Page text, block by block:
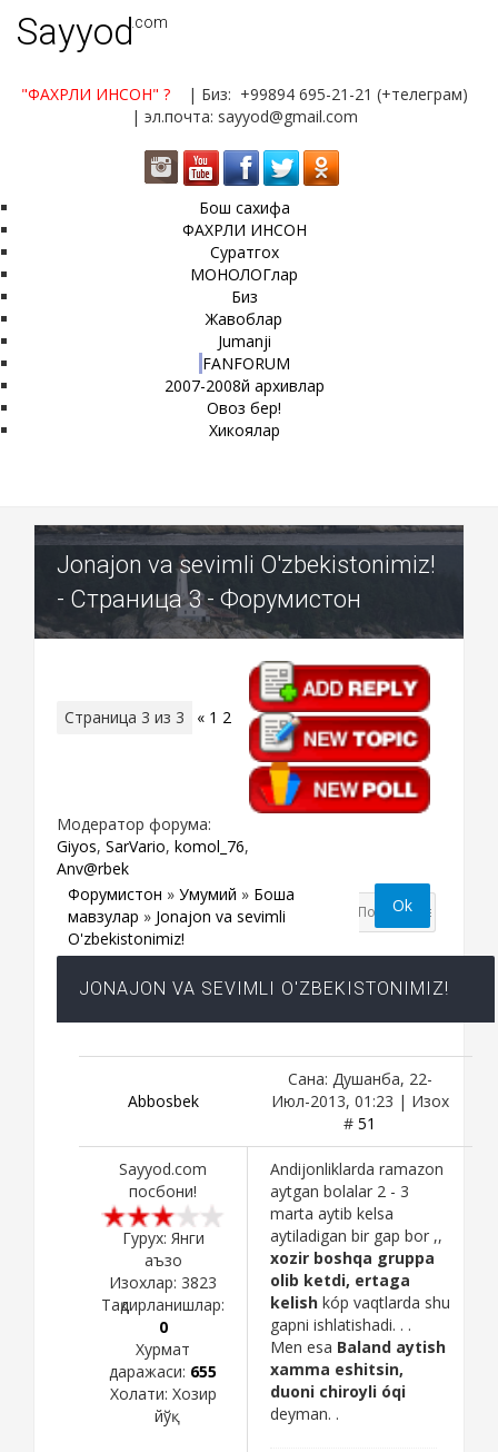
Sayyod.com
"ФАХРЛИ ИНСОН" ?
| Биз: +99894 695-21-21 (+телеграм)
| эл.почта: sayyod@gmail.com
Бош сахифа
ФАХРЛИ ИНСОН
Суратгох
МОНОЛОГлар
Биз
Жавоблар
Jumanji
FANFORUM
2007-2008й архивлар
Овоз бер!
Хикоялар
Jonajon va sevimli O'zbekistonimiz!
- Страница 3 - Форумистон
Страница 3 из 3 « 1 2
Модератор форума:
Giyos, SarVario, komol_76,
Anv@rbek
Форумистон » Умумий » Бошқа
мавзулар » Jonajon va sevimli
O'zbekistonimiz!
JONAJON VA SEVIMLI O'ZBEKISTONIMIZ!
Abbosbek
Сана: Душанба, 22-
Июл-2013, 01:23 | Изох
# 51
Sayyod.com
посбони!
Гурух: Янги
аъзо
Изохлар: 3823
Тақдирланишлар:
0
Хурмат
даражаси: 655
Холати: Хозир
йўқ
Andijonliklarda ramazon
aytgan bolalar 2 - 3
marta aytib kelsa
aytiladigan bir gap bor ,,
xozir boshqa gruppa
olib ketdi, ertaga
kelish kóp vaqtlarda shu
gapni ishlatishadi. . .
Men esa Baland aytish
xamma eshitsin,
duoni chiroyli óqi
deyman. .